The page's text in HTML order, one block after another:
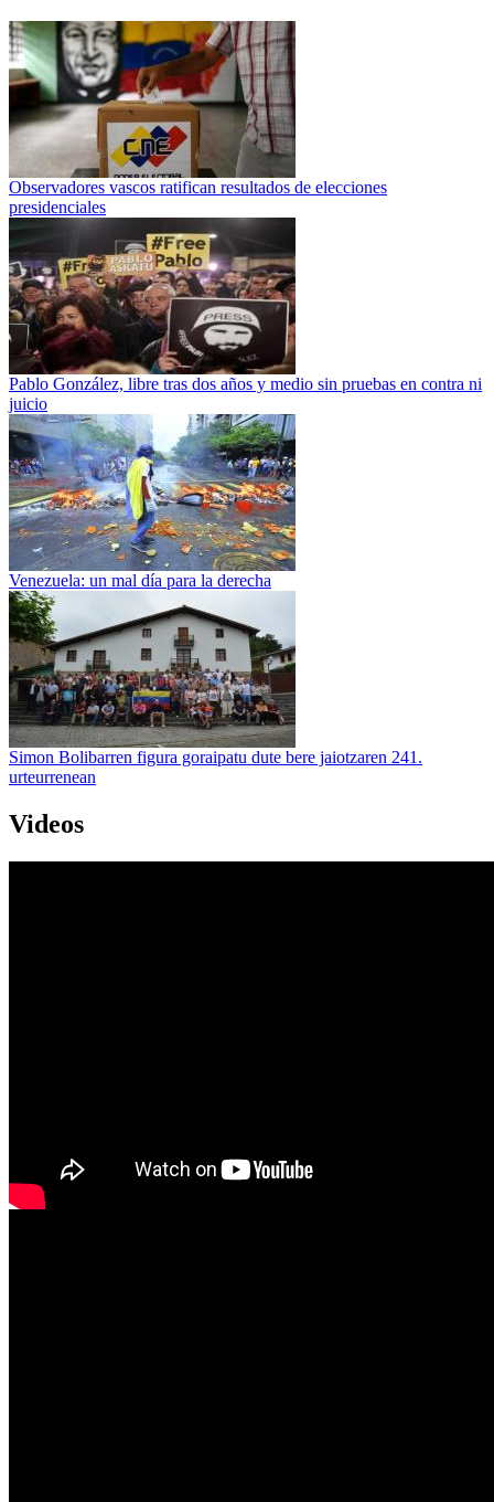
Observadores vascos ratifican resultados de elecciones
presidenciales
Pablo González, libre tras dos años y medio sin pruebas en contra ni
juicio
Venezuela: un mal día para la derecha
Simon Bolibarren figura goraipatu dute bere jaiotzaren 241.
urteurrenean
Videos